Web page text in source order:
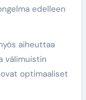
edelleen
aiheuttaa
välimuistin
optimaaliset